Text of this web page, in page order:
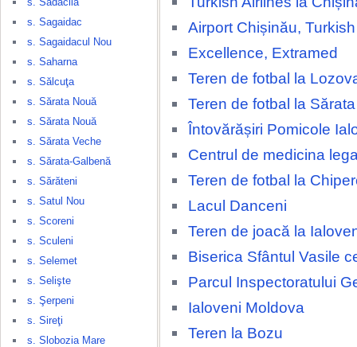
s. Sagaidac
s. Sagaidacul Nou
s. Saharna
s. Sălcuţa
s. Sărata Nouă
s. Sărata Nouă
s. Sărata Veche
s. Sărata-Galbenă
s. Sărăteni
s. Satul Nou
s. Scoreni
s. Sculeni
s. Selemet
s. Selişte
s. Şerpeni
s. Sireţi
s. Slobozia Mare
Airport Chișinău,
Excellence, Extramed
Teren de fotbal la
Teren de fotbal la
Întovărășiri Pomicole
Centrul de medicina
Teren de fotbal la
Lacul Danceni
Teren de joacă la
Biserica Sfântul Vasile
Parcul Inspectoratului
Ialoveni Moldova
Teren la Bozu